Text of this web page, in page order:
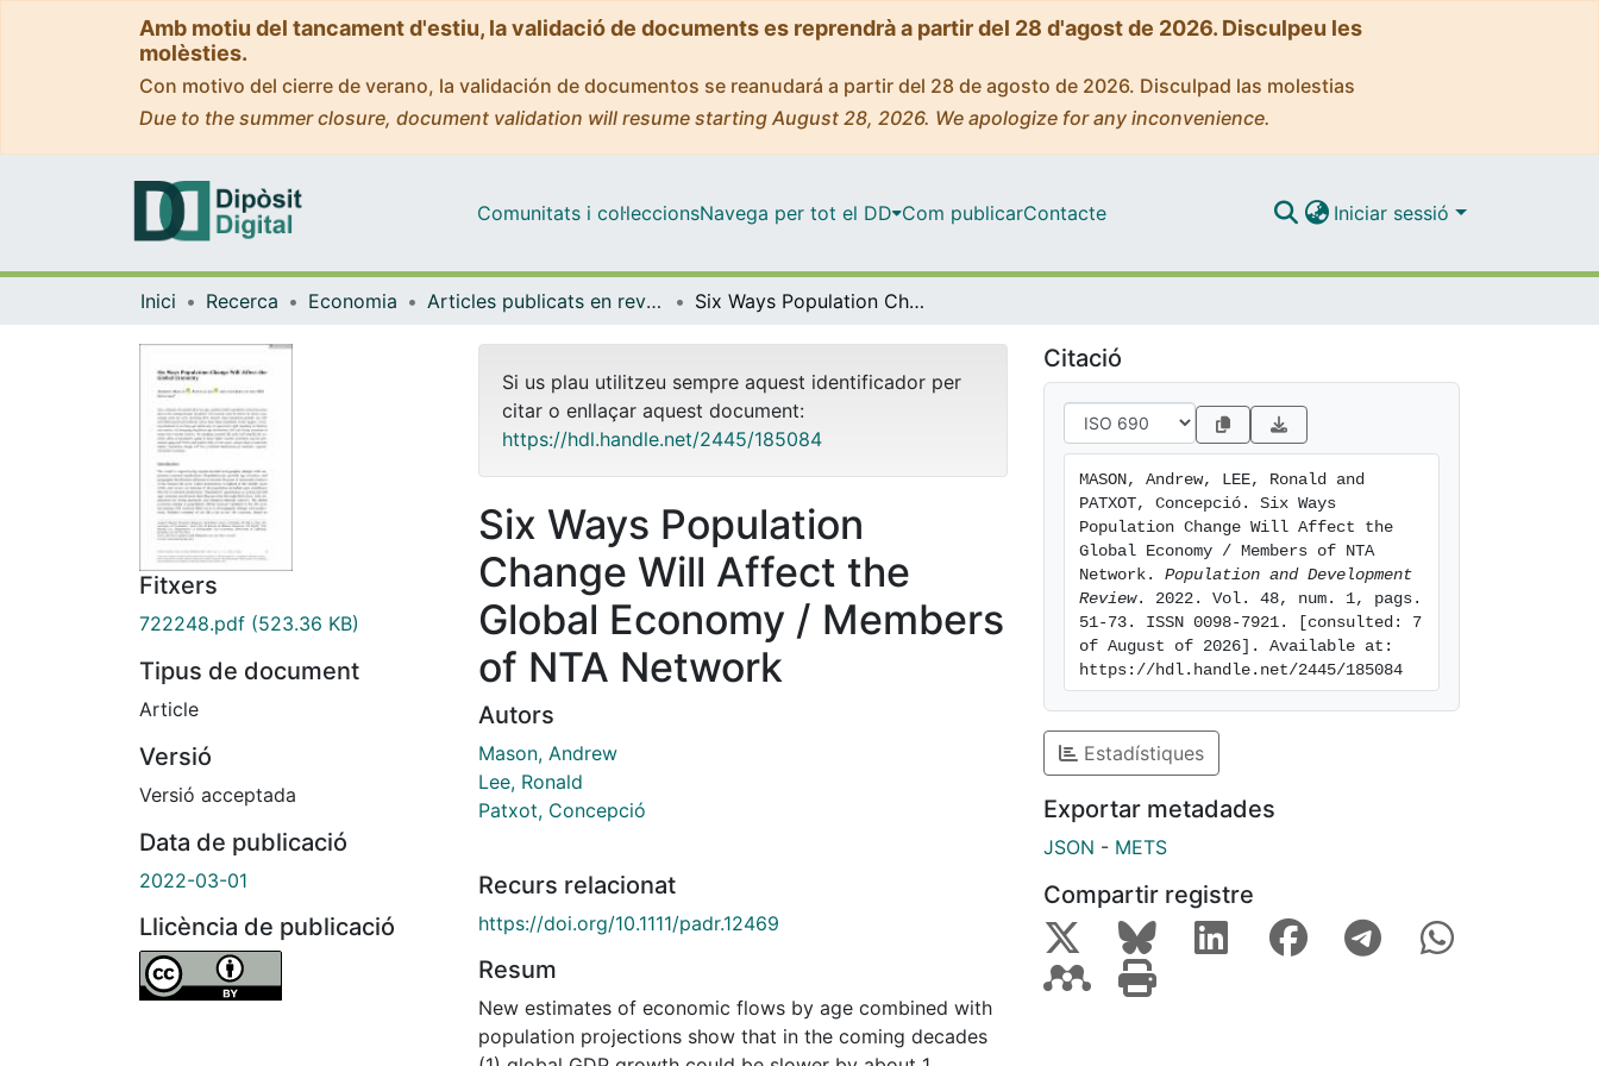
Amb motiu del tancament d'estiu, la validació de documents es reprendrà a partir del 28 d'agost de 2026. Disculpeu les
molèsties.
Con motivo del cierre de verano, la validación de documentos se reanudará a partir del 28 de agosto de 2026. Disculpad las molestias
Due to the summer closure, document validation will resume starting August 28, 2026. We apologize for any inconvenience.
Comunitats i col·leccionsNavega per tot el DD Com publicarContacte Iniciar sessió
Inici Recerca Economia Articles publicats en revistes (Economia) Six Ways Population Change Will Affect the Global Economy / Members of NTA Network
Fitxers
722248.pdf (523.36 KB)
Tipus de document
Article
Versió
Versió acceptada
Data de publicació
2022-03-01
Llicència de publicació
Si us plau utilitzeu sempre aquest identificador per
citar o enllaçar aquest document:
https://hdl.handle.net/2445/185084
Six Ways Population
Change Will Affect the
Global Economy / Members
of NTA Network
Autors
Mason, Andrew
Lee, Ronald
Patxot, Concepció
Recurs relacionat
https://doi.org/10.1111/padr.12469
Resum
New estimates of economic flows by age combined with
population projections show that in the coming decades
Citació
MASON, Andrew, LEE, Ronald and
PATXOT, Concepció. Six Ways
Population Change Will Affect the
Global Economy / Members of NTA
Network. Population and Development
Review. 2022. Vol. 48, num. 1, pags.
51-73. ISSN 0098-7921. [consulted: 7
of August of 2026]. Available at:
https://hdl.handle.net/2445/185084
Estadístiques
Exportar metadades
JSON - METS
Compartir registre